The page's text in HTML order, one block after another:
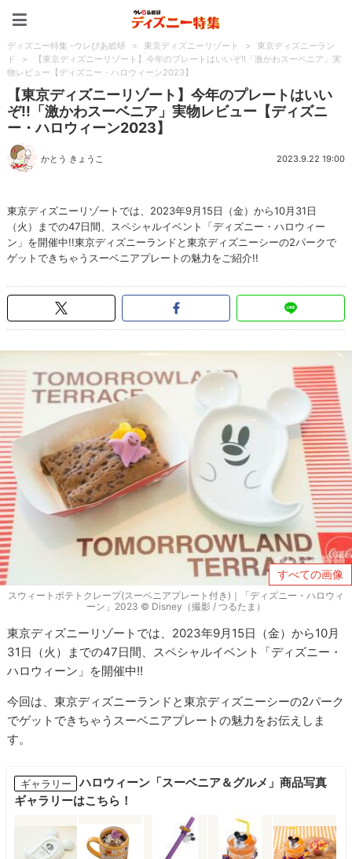
ディズニー特集 -ウレぴあ総研 > 東京ディズニーリゾート >
東京ディズニーラン
ド
>
【東京ディズニーリゾート】今年のプレートはいいぞ!!「激かわスーベニア」実
物レビュー【ディズニー・ハロウィーン2023】
【東京ディズニーリゾート】今年のプレートはいい
ぞ!!「激かわスーベニア」実物レビュー【ディズニ
ー・ハロウィーン2023】
かとう きょうこ 2023.9.22 19:00
東京ディズニーリゾートでは、2023年9月15日（金）から10月31日
（火）までの47日間、スペシャルイベント「ディズニー・ハロウィー
ン」を開催中!!東京ディズニーランドと東京ディズニーシーの2パークで
ゲットできちゃうスーベニアプレートの魅力をご紹介!!
すべての画像
スウィートポテトクレープ(スーベニアプレート付き)｜「ディズニー・ハロウィ
ーン」2023 © Disney（撮影 / つるたま）
東京ディズニーリゾートでは、2023年9月15日（金）から10月
31日（火）までの47日間、スペシャルイベント「ディズニー・
ハロウィーン」を開催中!!
今回は、東京ディズニーランドと東京ディズニーシーの2パーク
でゲットできちゃうスーベニアプレートの魅力をお伝えしま
す。
ギャラリー
ハロウィーン「スーベニア＆グルメ」商品写真
ギャラリーはこちら！